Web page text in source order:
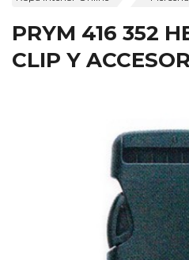
PRYM 416 352
CLIP Y